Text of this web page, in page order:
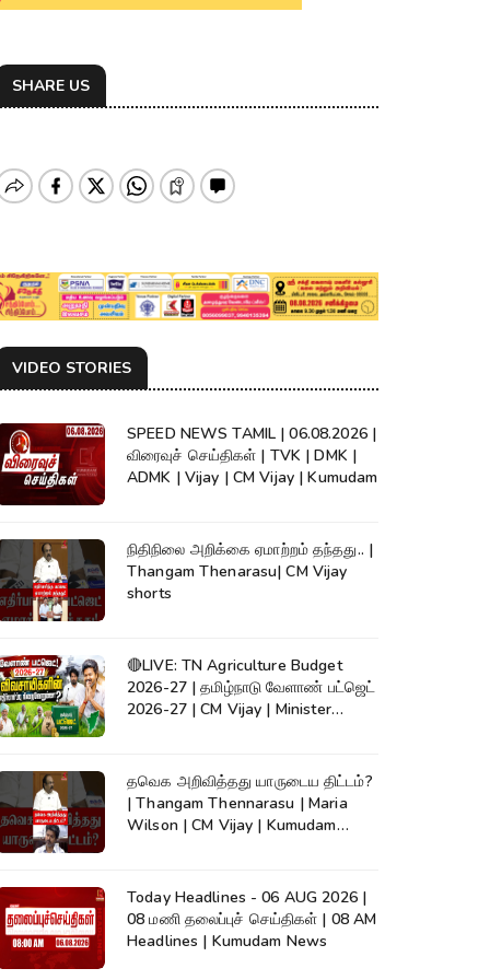
SHARE US
VIDEO STORIES
SPEED NEWS TAMIL | 06.08.2026 |
விரைவுச் செய்திகள் | TVK | DMK |
ADMK | Vijay | CM Vijay | Kumudam
நிதிநிலை அறிக்கை ஏமாற்றம் தந்தது.. |
Thangam Thenarasu| CM Vijay
shorts
🔴LIVE: TN Agriculture Budget
2026-27 | தமிழ்நாடு வேளாண் பட்ஜெட்
2026-27 | CM Vijay | Minister
தவெக அறிவித்தது யாருடைய திட்டம்?
| Thangam Thennarasu | Maria
Wilson | CM Vijay | Kumudam
Today Headlines - 06 AUG 2026 |
08 மணி தலைப்புச் செய்திகள் | 08 AM
Headlines | Kumudam News